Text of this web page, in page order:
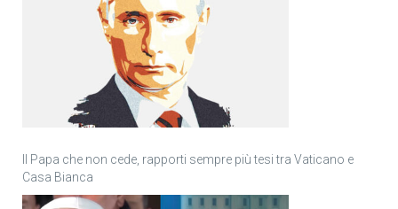
Il Papa che non cede, rapporti sempre più tesi tra Vaticano e
Casa Bianca